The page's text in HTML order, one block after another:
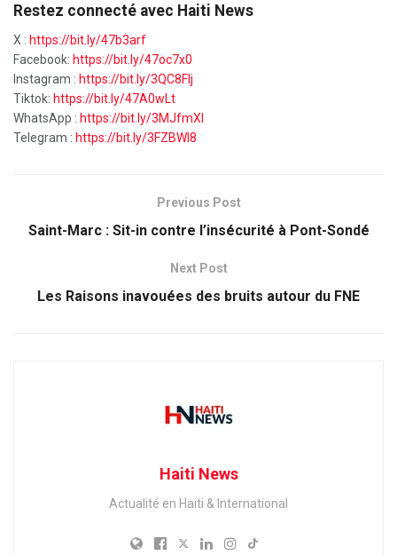
Restez connecté avec Haiti News
X : https://bit.ly/47b3arf
Facebook: https://bit.ly/47oc7x0
Instagram : https://bit.ly/3QC8FIj
Tiktok: https://bit.ly/47A0wLt
WhatsApp : https://bit.ly/3MJfmXI
Telegram : https://bit.ly/3FZBWI8
Previous Post
Saint-Marc : Sit-in contre l’insécurité à Pont-Sondé
Next Post
Les Raisons inavouées des bruits autour du FNE
Haiti News
Actualité en Haiti & International